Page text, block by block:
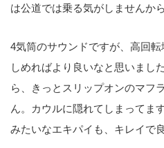
は公道では乗る気がしませんから
4気筒のサウンドですが、高回
しめればより良いなと思いまし
ら、きっとスリップオンのマフ
ん。カウルに隠れてしまってま
みたいなエキパイも、キレイで